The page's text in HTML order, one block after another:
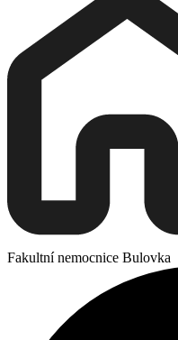
Fakultní nemocnice Bulovka